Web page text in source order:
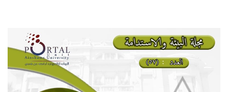
الطلاب
هيئة التدريس